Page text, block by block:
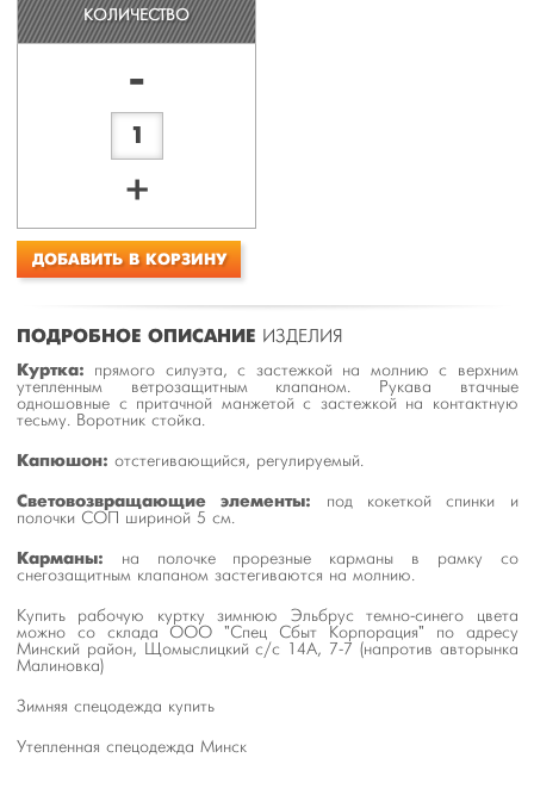
КОЛИЧЕСТВО
-
+
ДОБАВИТЬ В КОРЗИНУ
ПОДРОБНОЕ ОПИСАНИЕ ИЗДЕЛИЯ
Куртка: прямого силуэта, с застежкой на молнию с верхним
утепленным ветрозащитным клапаном. Рукава втачные
одношовные с притачной манжетой с застежкой на контактную
тесьму. Воротник стойка.
Капюшон: отстегивающийся, регулируемый.
Световозвращающие элементы: под кокеткой спинки и
полочки СОП шириной 5 см.
Карманы: на полочке прорезные карманы в рамку со
снегозащитным клапаном застегиваются на молнию.
Купить рабочую куртку зимнюю Эльбрус темно-синего цвета
можно со склада ООО "Спец Сбыт Корпорация" по адресу
Минский район, Щомыслицкий с/с 14А, 7-7 (напротив авторынка
Малиновка)
Зимняя спецодежда купить
Утепленная спецодежда Минск